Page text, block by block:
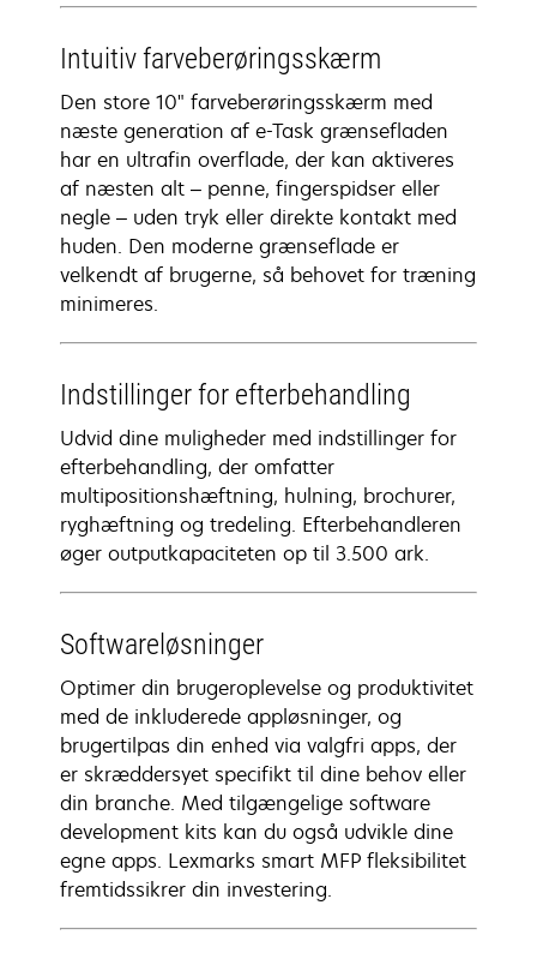
Intuitiv farveberøringsskærm
Den store 10" farveberøringsskærm med
næste generation af e-Task grænsefladen
har en ultrafin overflade, der kan aktiveres
af næsten alt – penne, fingerspidser eller
negle – uden tryk eller direkte kontakt med
huden. Den moderne grænseflade er
velkendt af brugerne, så behovet for træning
minimeres.
Indstillinger for efterbehandling
Udvid dine muligheder med indstillinger for
efterbehandling, der omfatter
multipositionshæftning, hulning, brochurer,
ryghæftning og tredeling. Efterbehandleren
øger outputkapaciteten op til 3.500 ark.
Softwareløsninger
Optimer din brugeroplevelse og produktivitet
med de inkluderede appløsninger, og
brugertilpas din enhed via valgfri apps, der
er skræddersyet specifikt til dine behov eller
din branche. Med tilgængelige software
development kits kan du også udvikle dine
egne apps. Lexmarks smart MFP fleksibilitet
fremtidssikrer din investering.